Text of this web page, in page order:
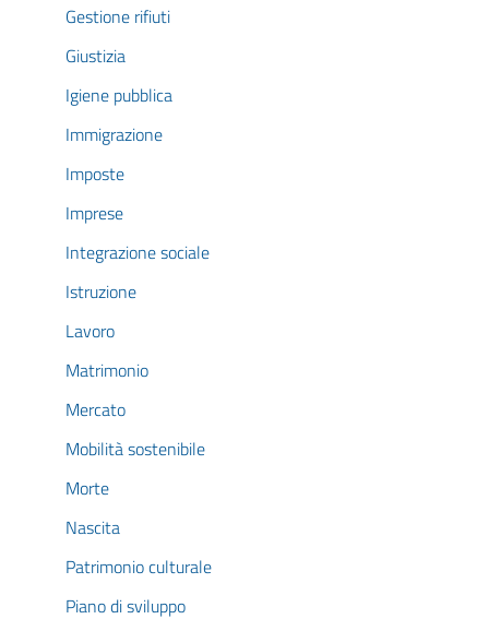
Gestione rifiuti
Giustizia
Igiene pubblica
Immigrazione
Imposte
Imprese
Integrazione sociale
Istruzione
Lavoro
Matrimonio
Mercato
Mobilità sostenibile
Morte
Nascita
Patrimonio culturale
Piano di sviluppo